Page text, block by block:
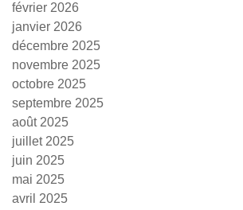
février 2026
janvier 2026
décembre 2025
novembre 2025
octobre 2025
septembre 2025
août 2025
juillet 2025
juin 2025
mai 2025
avril 2025